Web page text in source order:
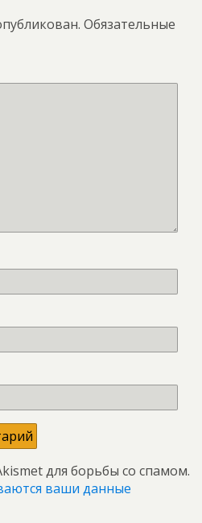
Обязательные
для борьбы со спамом.
ваши данные